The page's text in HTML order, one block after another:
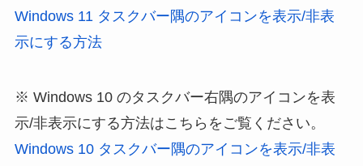
Windows 11 タスクバー隅のアイコンを表示/非表
示にする方法
※ Windows 10 のタスクバー右隅のアイコンを表
示/非表示にする方法はこちらをご覧ください。
Windows 10 タスクバー隅のアイコンを表示/非表